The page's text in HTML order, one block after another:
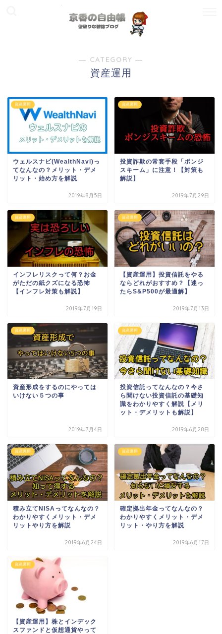
― CATEGORY ―
資産運用
資産運用
ウェルスナビ(WealthNavi)っ
てなんなの？メリット・デメ
リット・始め方を解説
2019年8月5日
資産運用
投資詐欺の常套手段「ポンジ
スキーム」に注意！【対策も
解説】
2019年7月29日
資産運用
インフレリスクって何？お金
がただの紙クズになる恐怖
【インフレ対策も解説】
2019年7月19日
資産運用
【資産運用】投資信託をやる
ならどれがおすすめ？【迷っ
たらS&P500が最適解】
2019年7月13日
資産運用
資産形成をするのにやっては
いけない５つの事
2019年7月4日
資産運用
投資信託ってなんなの？今さ
ら聞けない投資信託の基礎知
識をわかりやすく解説【メリ
ット・デメリットも解説】
2019年6月28日
資産運用
積み立てNISAってなんなの？
わかりやすくメリット・デメ
リットやり方を解説
2019年6月24日
資産運用
確定拠出年金ってなんなの？
わかりやすくメリット・デメ
リット・やり方を解説
2019年6月17日
資産運用
【資産運用】株とインデック
スファンドと仮想通貨やって